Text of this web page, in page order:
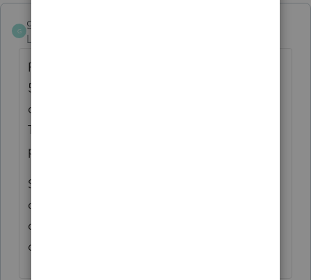
G
gcossette44
Level 3
PBR = 120 000$ - PD = 70 000$ = gain de
50 000$ normalement admissible à la
déduction du gain en capital (formulaire
T657) si ce sont des actions admissibles de
petites entreprises.
Soumis à L'IMRTD ?? L'IMRTD se retrouve
dans la déclaration des T2 et n'a pas
d'impact au niveau particulier à moins que
de ne pas comprendre votre question.